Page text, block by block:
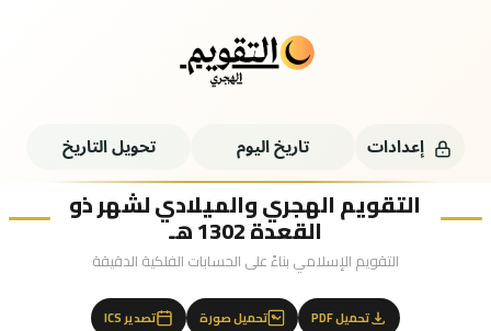
إعدادات تاريخ اليوم تحويل التاريخ
التقويم الهجري والميلادي لشهر ذو
القعدة 1302 هـ
التقويم الإسلامي بناءً على الحسابات الفلكية الدقيقة
تحميل PDF تحميل صورة تصدير ICS